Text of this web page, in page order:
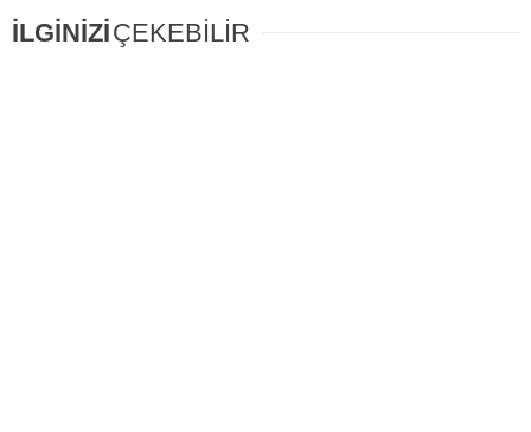
İLGİNİZİÇEKEBİLİR